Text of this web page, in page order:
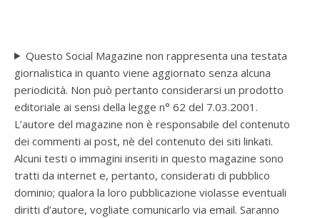
Questo Social Magazine non rappresenta una testata
giornalistica in quanto viene aggiornato senza alcuna
periodicità. Non può pertanto considerarsi un prodotto
editoriale ai sensi della legge n° 62 del 7.03.2001.
L’autore del magazine non è responsabile del contenuto
dei commenti ai post, nè del contenuto dei siti linkati.
Alcuni testi o immagini inseriti in questo magazine sono
tratti da internet e, pertanto, considerati di pubblico
dominio; qualora la loro pubblicazione violasse eventuali
diritti d’autore, vogliate comunicarlo via email. Saranno